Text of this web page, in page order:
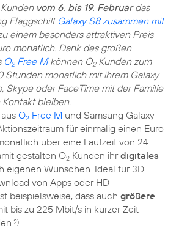
vom 6. bis 19. Februardas
Flaggschiff Galaxy S8 zusammen mit
einem besonders attraktiven Preis
monatlich. Dank des großen
O2Free Mkönnen O2Kunden zum
Stunden monatlich mit ihrem Galaxy
Skype oder FaceTime mit der Familie
bleiben.
O2 Free M und Samsung Galaxy
für einmalig einen Euro
über eine Laufzeit von 24
gestalten O2 Kunden ihrdigitales
eigenen Wünschen. Ideal für 3D
von Apps oder HD
beispielsweise, dass auch größere
bis zu 225 Mbit/s in kurzer Zeit
2)